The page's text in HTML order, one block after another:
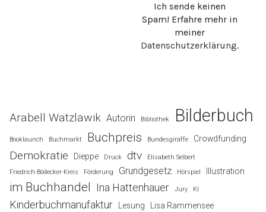
Ich sende keinen
Spam! Erfahre mehr in
meiner
Datenschutzerklärung.
Arabell Watzlawik Autorin Bibliothek Bilderbuch
Booklaunch Buchmarkt Buchpreis Bundesgiraffe Crowdfunding
Demokratie Dieppe Druck dtv
Elisabeth Selbert
Friedrich-Bödecker-Kreis
Förderung Grundgesetz Hörspiel Illustration
im Buchhandel Ina Hattenhauer Jury KI
Kinderbuchmanufaktur Lesung Lisa Rammensee